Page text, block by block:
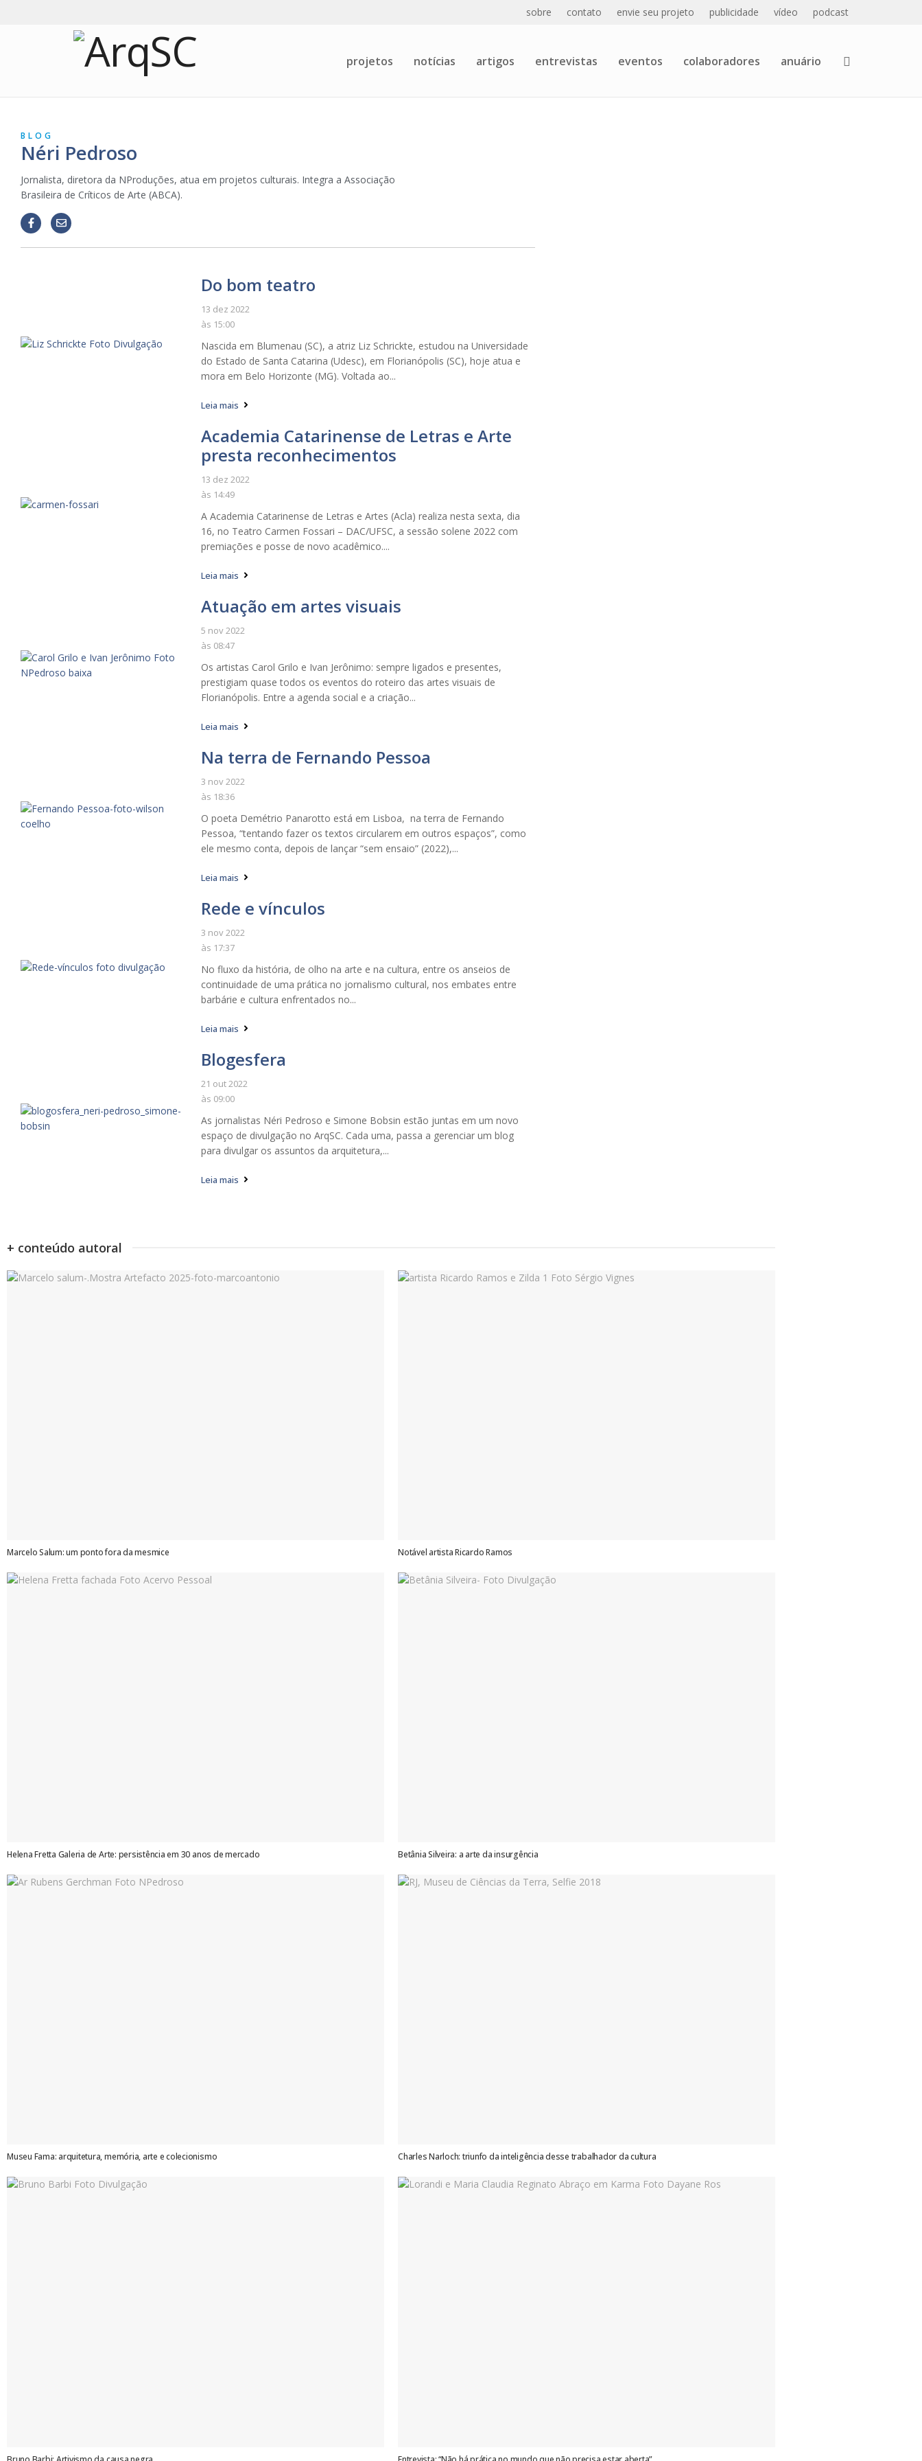
sobre contato envie seu projeto publicidade vídeo podcast
projetos notícias artigos entrevistas eventos colaboradores anuário
BLOG
Néri Pedroso
Jornalista, diretora da NProduções, atua em projetos culturais. Integra a Associação
Brasileira de Críticos de Arte (ABCA).
Do bom teatro
13 dez 2022
às 15:00
Nascida em Blumenau (SC), a atriz Liz Schrickte, estudou na Universidade
do Estado de Santa Catarina (Udesc), em Florianópolis (SC), hoje atua e
mora em Belo Horizonte (MG). Voltada ao...
Leia mais
Academia Catarinense de Letras e Arte
presta reconhecimentos
13 dez 2022
às 14:49
A Academia Catarinense de Letras e Artes (Acla) realiza nesta sexta, dia
16, no Teatro Carmen Fossari – DAC/UFSC, a sessão solene 2022 com
premiações e posse de novo acadêmico....
Leia mais
Atuação em artes visuais
5 nov 2022
às 08:47
Os artistas Carol Grilo e Ivan Jerônimo: sempre ligados e presentes,
prestigiam quase todos os eventos do roteiro das artes visuais de
Florianópolis. Entre a agenda social e a criação...
Leia mais
Na terra de Fernando Pessoa
3 nov 2022
às 18:36
O poeta Demétrio Panarotto está em Lisboa, na terra de Fernando
Pessoa, “tentando fazer os textos circularem em outros espaços”, como
ele mesmo conta, depois de lançar “sem ensaio” (2022),...
Leia mais
Rede e vínculos
3 nov 2022
às 17:37
No fluxo da história, de olho na arte e na cultura, entre os anseios de
continuidade de uma prática no jornalismo cultural, nos embates entre
barbárie e cultura enfrentados no...
Leia mais
Blogesfera
21 out 2022
às 09:00
As jornalistas Néri Pedroso e Simone Bobsin estão juntas em um novo
espaço de divulgação no ArqSC. Cada uma, passa a gerenciar um blog
para divulgar os assuntos da arquitetura,...
Leia mais
+ conteúdo autoral
Marcelo Salum: um ponto fora da mesmice Notável artista Ricardo Ramos
Helena Fretta Galeria de Arte: persistência em 30 anos de mercado Betânia Silveira: a arte da insurgência
Museu Fama: arquitetura, memória, arte e colecionismo Charles Narloch: triunfo da inteligência desse trabalhador da cultura